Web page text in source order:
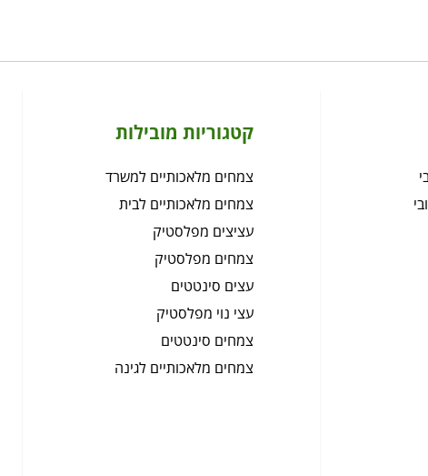
קטגוריות מובילות
צמחים מלאכותיים למשרד
צמחים מלאכותיים לבית
עציצים מפלסטיק
צמחים מפלסטיק
עצים סינטטים
עצי נוי מפלסטיק
צמחים סינטטים
צמחים מלאכותיים לגינה